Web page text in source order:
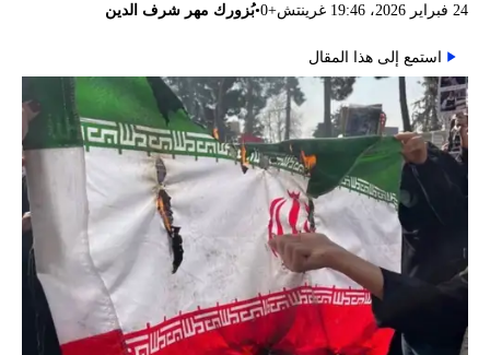
24 فبراير 2026، 19:46 غرينتش+0 •بُزورك مهر شرف الدين
استمع إلى هذا المقال